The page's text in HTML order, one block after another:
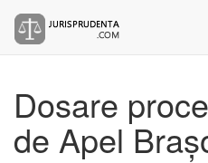
Dosare
de Apel